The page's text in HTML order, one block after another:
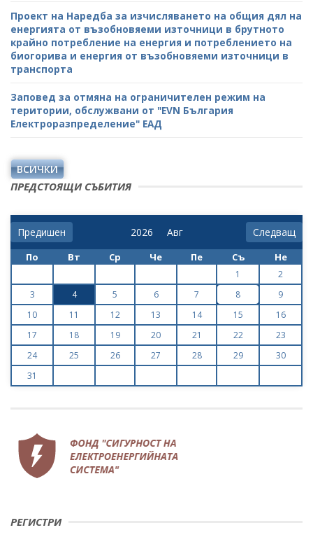
Проект на Наредба за изчисляването на общия дял на
енергията от възобновяеми източници в брутното
крайно потребление на енергия и потреблението на
биогорива и енергия от възобновяеми източници в
транспорта
Заповед за отмяна на ограничителен режим на
територии, обслужвани от "ЕVN България
Електроразпределение" ЕАД
ВСИЧКИ
ПРЕДСТОЯЩИ СЪБИТИЯ
Предишен Следващ
По Вт Ср Че Пе Съ Не
1
2
3
4 5 6 7 8
9
10
11 12 13 14 15
16
17
18 19 20 21 22
23
24
25 26 27 28 29
30
31
РЕГИСТРИ